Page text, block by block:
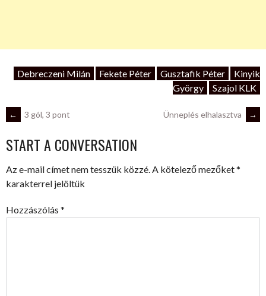
Debreczeni Milán Fekete Péter Gusztafik Péter
Kinyik
György
Szajol KLK
POST
NAVIGATION
← 3 gól, 3 pont Ünneplés elhalasztva →
START A CONVERSATION
Az e-mail címet nem tesszük közzé. A kötelező mezőket*
karakterrel jelöltük
Hozzászólás *